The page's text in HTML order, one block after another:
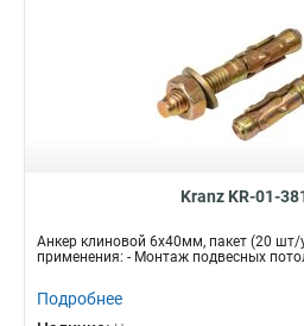
Kranz KR-01-
Анкер клиновой 6х40мм, пакет (20 шт/
применения: - Монтаж подвесных
Подробнее